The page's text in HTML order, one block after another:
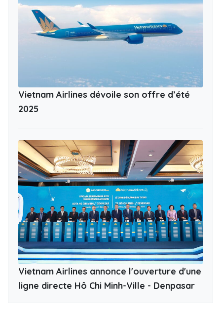
Vietnam Airlines dévoile son offre d’été
2025
Vietnam Airlines annonce l'ouverture d'une
ligne directe Hô Chi Minh-Ville - Denpasar